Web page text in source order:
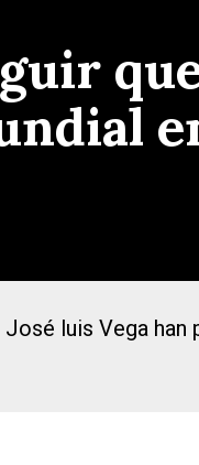
luis Vega